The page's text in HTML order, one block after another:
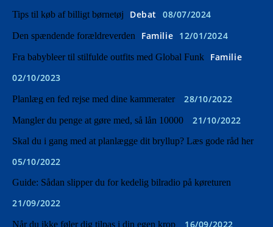
Tips til køb af billigt børnetøj Debat 08/07/2024
Den spændende forældreverden Familie 12/01/2024
Fra babybleer til stilfulde outfits med Global Funk
Familie
02/10/2023
Planlæg en fed rejse med dine kammerater 28/10/2022
Mangler du penge at gøre med, så lån 10000 21/10/2022
Skal du i gang med at planlægge dit bryllup? Læs gode råd her
05/10/2022
Guide: Sådan slipper du for kedelig bilradio på køreturen
21/09/2022
Når du ikke føler dig tilpas i din egen krop 16/09/2022